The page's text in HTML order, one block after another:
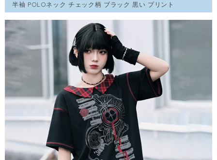
半袖 POLOネック チェック柄 ブラック 黒い プリント